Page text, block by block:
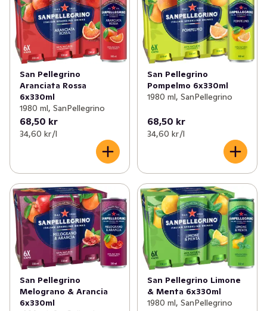
San Pellegrino
Aranciata Rossa
6x330ml
1980 ml, SanPellegrino
68,50 kr
34,60 kr /l
San Pellegrino
Pompelmo 6x330ml
1980 ml, SanPellegrino
68,50 kr
34,60 kr /l
San Pellegrino
Melograno & Arancia
6x330ml
San Pellegrino Limone
& Menta 6x330ml
1980 ml, SanPellegrino